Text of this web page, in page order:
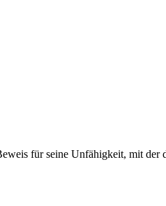
für seine Unfähigkeit, mit